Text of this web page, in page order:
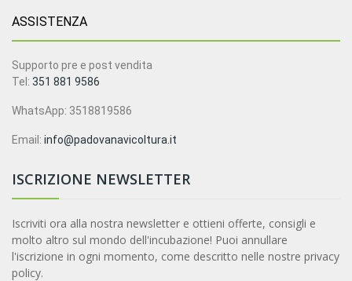
ASSISTENZA
Supporto pre e post vendita
Tel: 351 881 9586
WhatsApp: 3518819586
Email: info@padovanavicoltura.it
ISCRIZIONE NEWSLETTER
Iscriviti ora alla nostra newsletter e ottieni offerte, consigli e
molto altro sul mondo dell'incubazione! Puoi annullare
l'iscrizione in ogni momento, come descritto nelle nostre privacy
policy.